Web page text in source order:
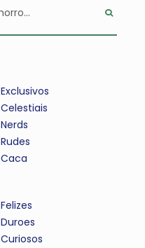
Exclusivos
Celestiais
Nerds
Rudes
Caca
Felizes
Duroes
Curiosos